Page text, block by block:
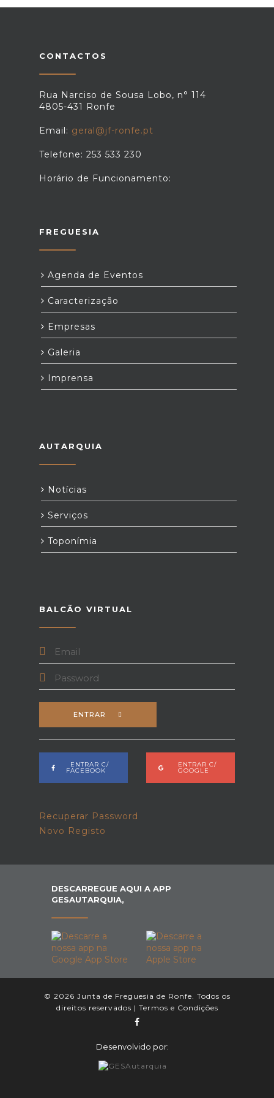
CONTACTOS
Rua Narciso de Sousa Lobo, n° 114
4805-431 Ronfe
Email: geral@jf-ronfe.pt
Telefone: 253 533 230
Horário de Funcionamento:
FREGUESIA
Agenda de Eventos
Caracterização
Empresas
Galeria
Imprensa
AUTARQUIA
Notícias
Serviços
Toponímia
BALCÃO VIRTUAL
ENTRAR
ENTRAR C/
FACEBOOK
ENTRAR C/
GOOGLE
Recuperar Password
Novo Registo
DESCARREGUE AQUI A APP
GESAUTARQUIA,
© 2026 Junta de Freguesia de Ronfe. Todos os
direitos reservados | Termos e Condições
Desenvolvido por: